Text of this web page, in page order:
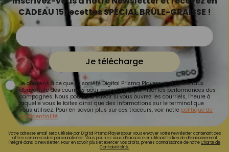
CADEAU 15 recettes SPÉCIAL BRÛLE-GRAISSE !
Je télécharge
Je consens à ce que la société Digital Prisma Players analyse le taux
d'ouverture des courriels pour mesurer et optimiser les performances des
campagnes. Nous pourrons savoir si vous ouvrez les courriels, l'heure à
laquelle vous le faites ainsi que des informations sur le terminal que
vous utilisez. Pour en savoir plus sur ces traceurs, voir notre politique de
confidentialité.
Votre adresse email sera utilisée par Digital Prisma Playerspour vous envoyer votre newsletter contenant des
offres commerciales personnalisées. Vous pourrez vous désinscrire en utilisant le lien de désabonnement
intégré dans la newsletter. Pour en savoir plus et exercer vos droits, prenez connaissance de notreCharte de
Confidentialité.